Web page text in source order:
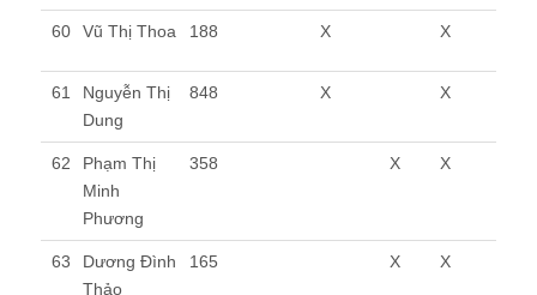
60 Vũ Thị Thoa 188 X X
61
Nguyễn Thị
Dung
848 X X
62
Phạm Thị
Minh
Phương
358 X X
63
Dương Đình
Thảo
165 X X